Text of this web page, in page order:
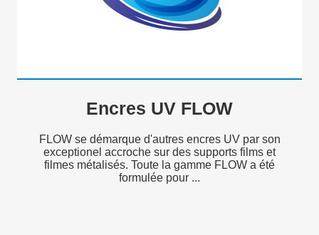
Encres UV FLOW
FLOW se démarque d'autres encres UV par son
exceptionel accroche sur des supports films et
filmes métalisés. Toute la gamme FLOW a été
formulée pour ...